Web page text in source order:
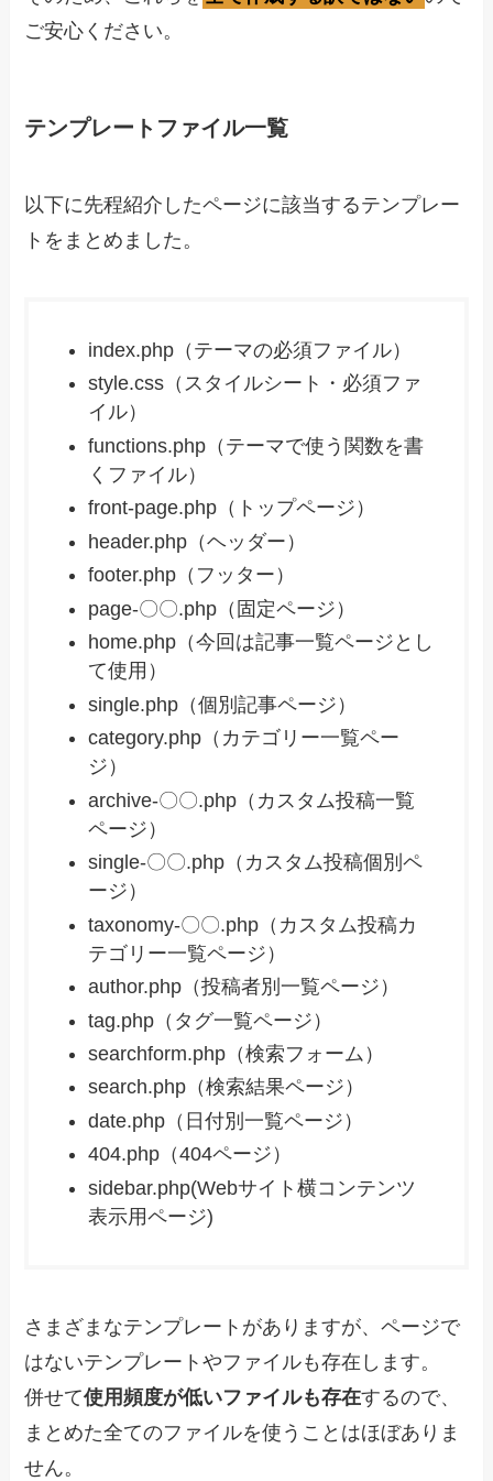
ご安心ください。
テンプレートファイル一覧
以下に先程紹介したページに該当するテンプレー
トをまとめました。
index.php（テーマの必須ファイル）
style.css（スタイルシート・必須ファ
イル）
functions.php（テーマで使う関数を書
くファイル）
front-page.php（トップページ）
header.php（ヘッダー）
footer.php（フッター）
page-〇〇.php（固定ページ）
home.php（今回は記事一覧ページとし
て使用）
single.php（個別記事ページ）
category.php（カテゴリー一覧ペー
ジ）
archive-〇〇.php（カスタム投稿一覧
ページ）
single-〇〇.php（カスタム投稿個別ペ
ージ）
taxonomy-〇〇.php（カスタム投稿カ
テゴリー一覧ページ）
author.php（投稿者別一覧ページ）
tag.php（タグ一覧ページ）
searchform.php（検索フォーム）
search.php（検索結果ページ）
date.php（日付別一覧ページ）
404.php（404ページ）
sidebar.php(Webサイト横コンテンツ
表示用ページ)
さまざまなテンプレートがありますが、ページで
はないテンプレートやファイルも存在します。
併せて使用頻度が低いファイルも存在するので、
まとめた全てのファイルを使うことはほぼありま
せん。